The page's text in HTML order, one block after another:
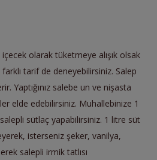
olarak tüketmeye alışık olsak
tarif de deneyebilirsiniz. Salep
Yaptığınız salebe un ve nişasta
elde edebilirsiniz. Muhallebinize 1
sütlaç yapabilirsiniz. 1 litre süt
isterseniz şeker, vanilya,
salepli irmik tatlısı